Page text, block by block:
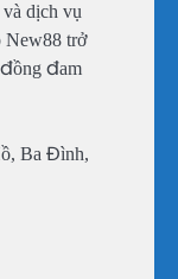
dịch vụ
New88 trở
đam
Ba Đình,